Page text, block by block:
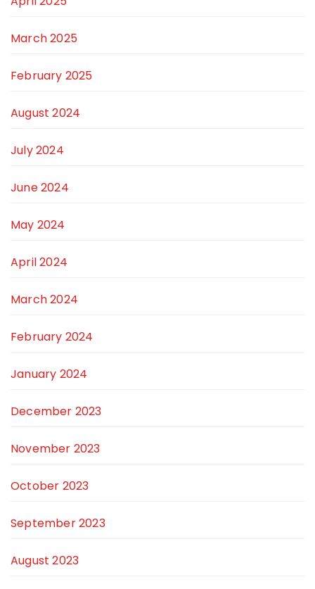
March 2025
February 2025
August 2024
July 2024
June 2024
May 2024
April 2024
March 2024
February 2024
January 2024
December 2023
November 2023
October 2023
September 2023
August 2023